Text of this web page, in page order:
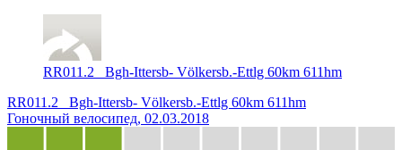
RR011.2_ Bgh-Ittersb- Völkersb.-Ettlg 60km 611hm
RR011.2_ Bgh-Ittersb- Völkersb.-Ettlg 60km 611hm
Гоночный велосипед, 02.03.2018